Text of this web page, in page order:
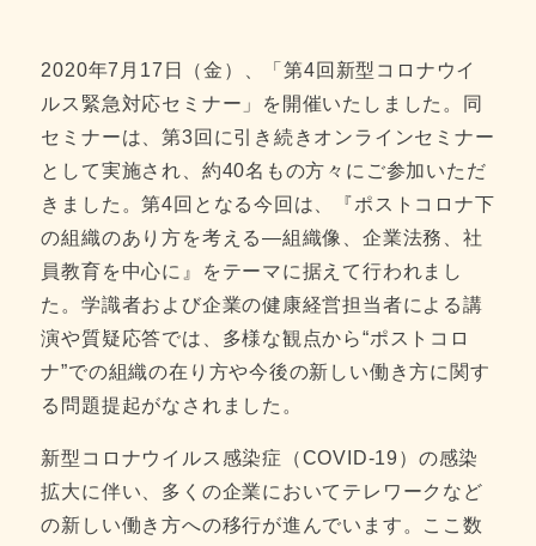
2020年7月17日（金）、「第4回新型コロナウイ
ルス緊急対応セミナー」を開催いたしました。同
セミナーは、第3回に引き続きオンラインセミナー
として実施され、約40名もの方々にご参加いただ
きました。第4回となる今回は、『ポストコロナ下
の組織のあり方を考える―組織像、企業法務、社
員教育を中心に』をテーマに据えて行われまし
た。学識者および企業の健康経営担当者による講
演や質疑応答では、多様な観点から“ポストコロ
ナ”での組織の在り方や今後の新しい働き方に関す
る問題提起がなされました。
新型コロナウイルス感染症（COVID-19）の感染
拡大に伴い、多くの企業においてテレワークなど
の新しい働き方への移行が進んでいます。ここ数